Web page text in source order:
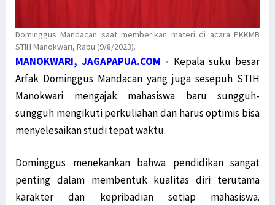
Dominggus Mandacan saat memberikan materi di acara PKKMB
STIH Manokwari, Rabu (9/8/2023).
MANOKWARI, JAGAPAPUA.COM - Kepala suku besar
Arfak Dominggus Mandacan yang juga sesepuh STIH
Manokwari mengajak mahasiswa baru sungguh-
sungguh mengikuti perkuliahan dan harus optimis bisa
menyelesaikan studi tepat waktu.
Dominggus menekankan bahwa pendidikan sangat
penting dalam membentuk kualitas diri terutama
karakter dan kepribadian setiap mahasiswa.